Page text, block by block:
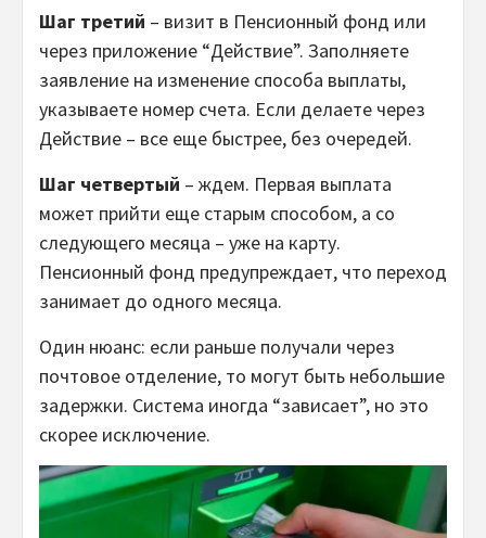
Шаг третий – визит в Пенсионный фонд или
через приложение “Действие”. Заполняете
заявление на изменение способа выплаты,
указываете номер счета. Если делаете через
Действие – все еще быстрее, без очередей.
Шаг четвертый – ждем. Первая выплата
может прийти еще старым способом, а со
следующего месяца – уже на карту.
Пенсионный фонд предупреждает, что переход
занимает до одного месяца.
Один нюанс: если раньше получали через
почтовое отделение, то могут быть небольшие
задержки. Система иногда “зависает”, но это
скорее исключение.